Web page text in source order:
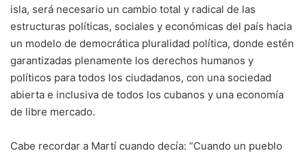
isla, será necesario un cambio total y radical de las
estructuras políticas, sociales y económicas del país hacia
un modelo de democrática pluralidad política, donde estén
garantizadas plenamente los derechos humanos y
políticos para todos los ciudadanos, con una sociedad
abierta e inclusiva de todos los cubanos y una economía
de libre mercado.
Cabe recordar a Martí cuando decía: “Cuando un pueblo